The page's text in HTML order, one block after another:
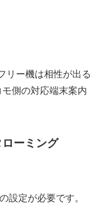
リー機は相性が出る
側の対応端末案内
ーミング
設定が必要です。